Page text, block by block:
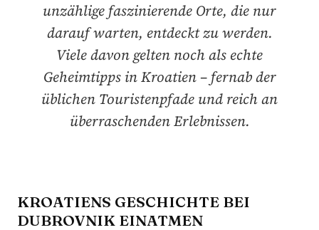
unzählige faszinierende Orte, die nur
darauf warten, entdeckt zu werden.
Viele davon gelten noch als echte
Geheimtipps in Kroatien – fernab der
üblichen Touristenpfade und reich an
überraschenden Erlebnissen.
KROATIENS GESCHICHTE BEI
DUBROVNIK EINATMEN